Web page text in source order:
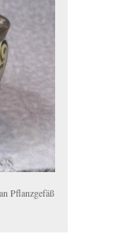
Pflanzgefäß